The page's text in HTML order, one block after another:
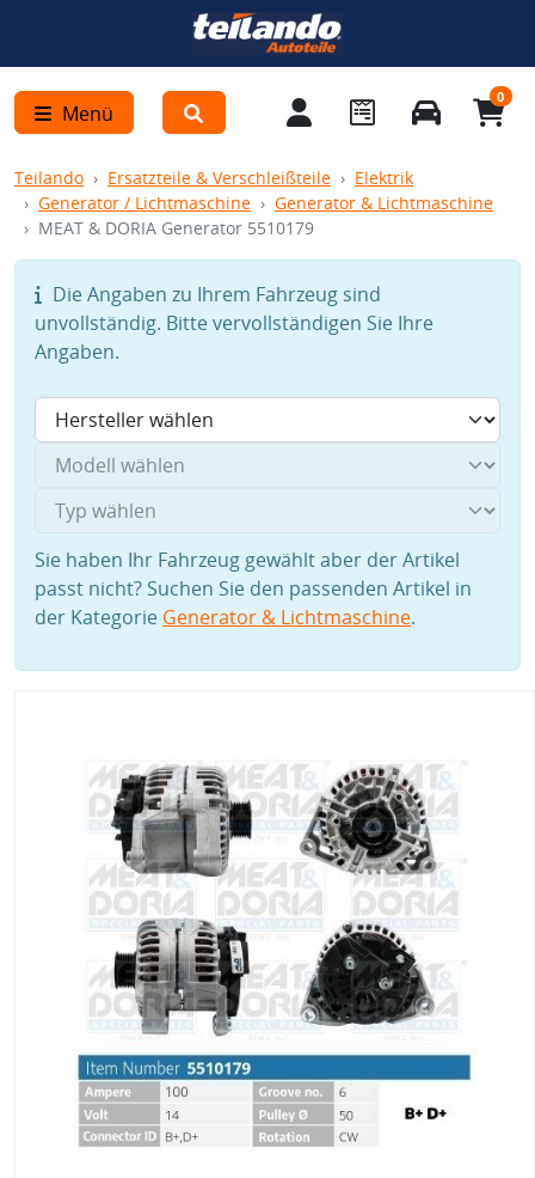
Menü
0
Teilando Ersatzteile & Verschleißteile
Elektrik
Generator / Lichtmaschine
Generator & Lichtmaschine
MEAT & DORIA Generator 5510179
Die Angaben zu Ihrem Fahrzeug sind
unvollständig. Bitte vervollständigen Sie Ihre
Angaben.
Sie haben Ihr Fahrzeug gewählt aber der Artikel
passt nicht? Suchen Sie den passenden Artikel in
der Kategorie Generator & Lichtmaschine.